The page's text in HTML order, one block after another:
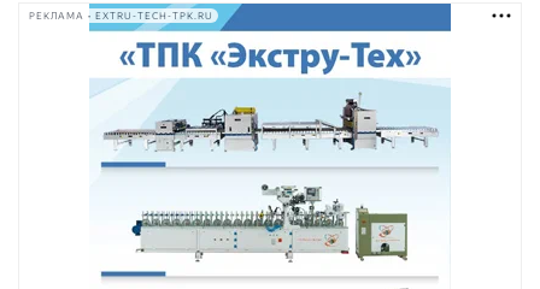
РЕКЛАМА • EXTRU-TECH-TPK.RU